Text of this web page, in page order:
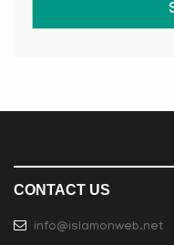
CONTACT US
info@islamonweb.net